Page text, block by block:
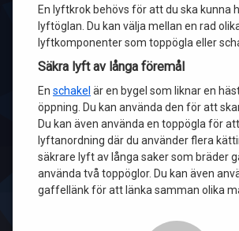
En lyftkrok behövs för att du ska kunna
lyftöglan. Du kan välja mellan en rad
lyftkomponenter som toppögla eller
Säkra lyft av långa föremål
En schakel är en bygel som liknar en
öppning. Du kan använda den för att
Du kan även använda en toppögla för
lyftanordning där du använder flera
säkrare lyft av långa saker som bräder
använda två toppöglor. Du kan även
gaffellänk för att länka samman olika